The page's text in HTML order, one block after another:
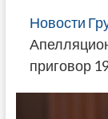
Новости
приговор